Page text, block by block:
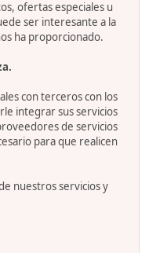
ofertas especiales u
ser interesante a la
ha proporcionado.
con terceros con los
integrar sus servicios
de servicios
para que realicen
nuestros servicios y